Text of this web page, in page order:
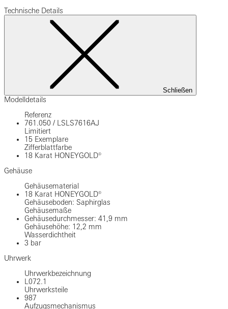
Technische Details
Schließen
Modelldetails
Referenz
761.050 /
LSLS7616AJ
Limitiert
15 Exemplare
Zifferblattfarbe
18 Karat HONEYGOLD®
Gehäuse
Gehäusematerial
18 Karat HONEYGOLD®
Gehäuseboden: Saphirglas
Gehäusemaße
Gehäusedurchmesser: 41,9 mm
Gehäusehöhe: 12,2 mm
Wasserdichtheit
3 bar
Uhrwerk
Uhrwerkbezeichnung
L072.1
Uhrwerksteile
987
Aufzugsmechanismus